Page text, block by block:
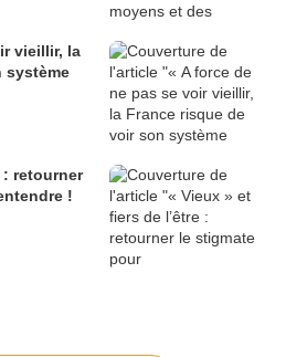
vieillir, la
système
: retourner
!